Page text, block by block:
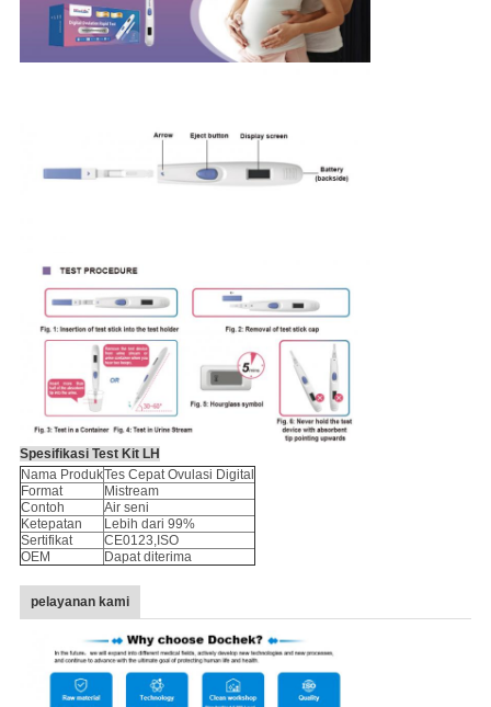
Spesifikasi Test Kit LH
Nama ProdukTes Cepat Ovulasi Digital
Format
Mistream
Contoh
Air seni
Ketepatan
Lebih dari 99%
Sertifikat
CE0123,ISO
OEM
Dapat diterima
pelayanan kami